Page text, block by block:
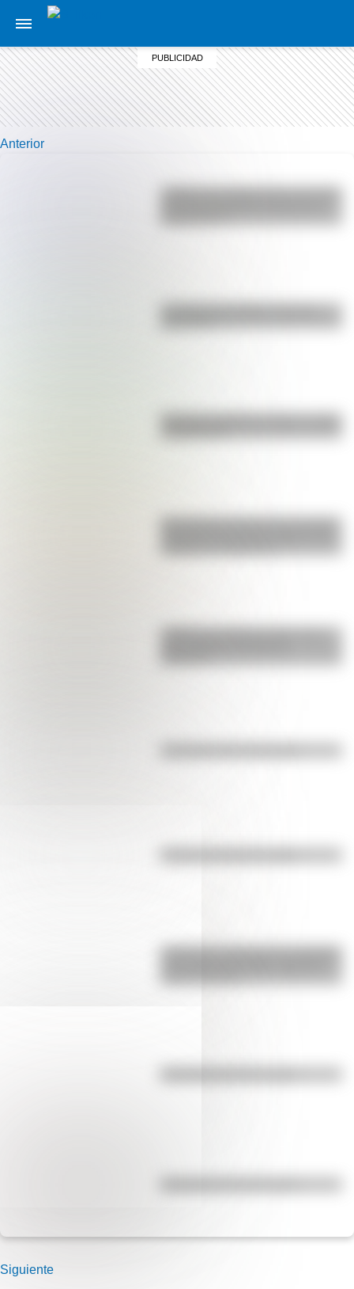
Anterior
¿Sabías que Argentina tuvo la torre
Bandera de Bolivia: historia, origen
San Clemente del Tuyú: conocé la
¿Sabías que Buenos Aires tiene
Inhibición conductual: la habilidad
Siguiente